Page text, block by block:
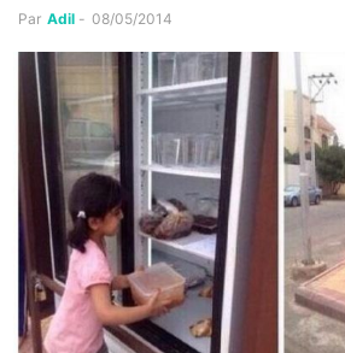
Par Adil - 08/05/2014